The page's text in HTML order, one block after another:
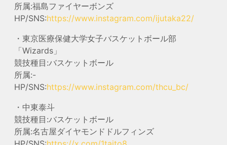
所属:福島ファイヤーボンズ
HP/SNS:https://www.instagram.com/ijutaka22/
・東京医療保健大学女子バスケットボール部
「Wizards」
競技種目:バスケットボール
所属:-
HP/SNS:https://www.instagram.com/thcu_bc/
・中東泰斗
競技種目:バスケットボール
所属:名古屋ダイヤモンドドルフィンズ